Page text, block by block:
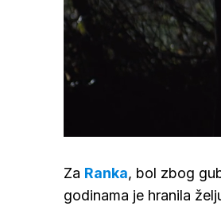
zvuk
Za Ranka, bol zbog
godinama je hranila